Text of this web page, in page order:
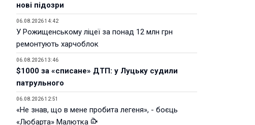
нові підозри
06.08.2026 14:42
У Рожищенському ліцеї за понад 12 млн грн
ремонтують харчоблок
06.08.2026 13:46
$1000 за «списане» ДТП: у Луцьку судили
патрульного
06.08.2026 12:51
«Не знав, що в мене пробита легеня», - боєць
«Любарта» Малютка